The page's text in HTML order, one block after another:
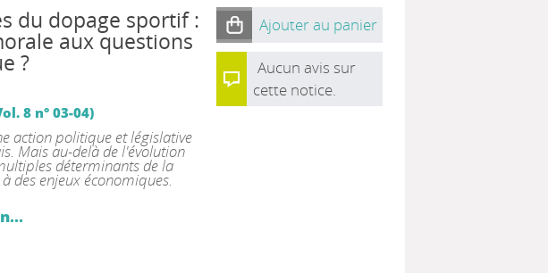
du dopage sportif :
aux questions
?
8 n° 03-04)
action politique et législative
Mais au-delà de l'évolution
déterminants de la
des enjeux économiques.
Ajouter au panier
Aucun avis sur
cette notice.